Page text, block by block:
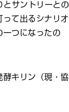
サントリーとの
て出るシナリオ
一つになったの
キリン（現・協